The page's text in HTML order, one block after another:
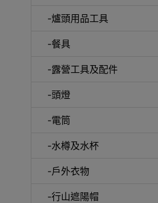
-爐頭用品工具
-餐具
-露營工具及配件
-頭燈
-電筒
-水樽及水杯
-戶外衣物
-行山遮陽帽